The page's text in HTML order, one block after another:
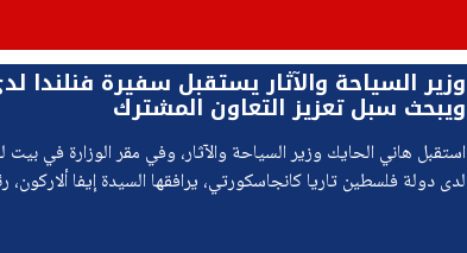
وزير السياحة والآثار يستقبل سفيرة
ويبحث سبل تعزيز التعاون المشترك
استقبل هاني الحايك وزير السياحة والآثار، وفي مقر الوزارة في بيت
لدى دولة فلسطين تاريا كانجاسكورتي، يرافقها السيدة إيفا